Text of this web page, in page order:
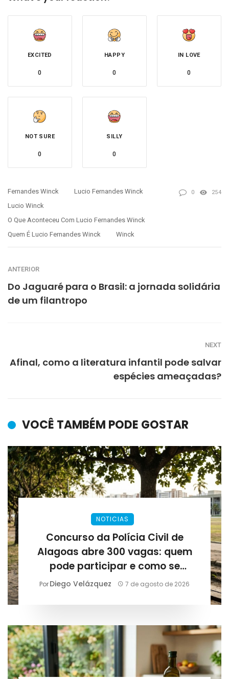
EXCITED
0
HAPPY
0
IN LOVE
0
NOT SURE
0
SILLY
0
Fernandes Winck
Lucio Fernandes Winck
Lucio Winck
O Que Aconteceu Com Lucio Fernandes Winck
Quem É Lucio Fernandes Winck
Winck
0 254
ANTERIOR
Do Jaguaré para o Brasil: a jornada solidária
de um filantropo
NEXT
Afinal, como a literatura infantil pode salvar
espécies ameaçadas?
VOCÊ TAMBÉM PODE GOSTAR
NOTICIAS
Concurso da Polícia Civil de
Alagoas abre 300 vagas: quem
pode participar e como se
preparar para as provas
PorDiego Velázquez 7 de agosto de 2026